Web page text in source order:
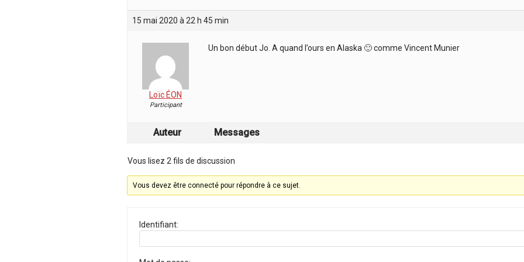
15 mai 2020 à 22 h 45 min
Loïc ÉON
Participant
Un bon début Jo. A quand l’ours en Alaska 🙂 comme Vincent Munier
Auteur Messages
Vous lisez 2 fils de discussion
Vous devez être connecté pour répondre à ce sujet.
Identifiant: